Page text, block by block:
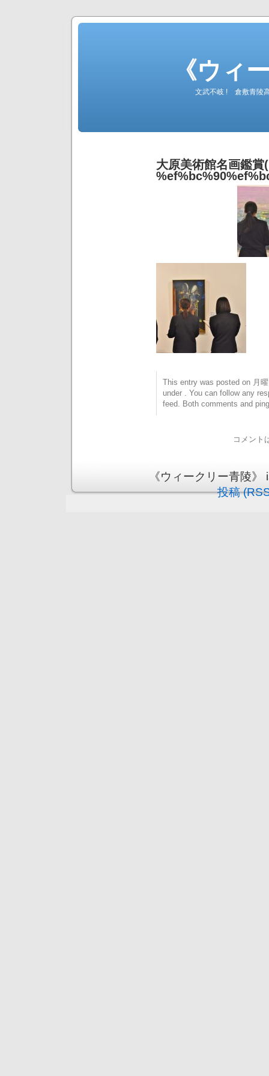
《ウィ
文武不岐 ! 倉敷青陵
大原美術館名画鑑賞
This entry was posted on 月
under . You can follow any
feed. Both comments and
コメント
《ウィークリー青陵
投稿